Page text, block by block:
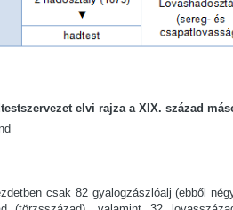
elvi rajza a XIX. század
csak 82 gyalogzászlóalj (ebből